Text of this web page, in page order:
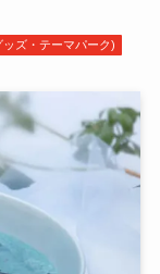
ズ・テーマパーク)